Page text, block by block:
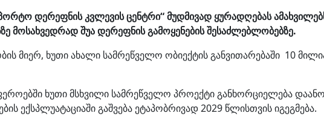
დერეფნის კვლევის ცენტრი“ მუდმივად ყურადღებას
მოსახვედრად შუა დერეფნის გამოყენების შესაძლებლობებზე.
მიერ, ხუთი ახალი სამრეწველო ობიექტის განვითარებაში 10
ხუთი მსხვილი სამრეწველო პროექტი განხორციელება
ექსპლუატაციაში გაშვება ეტაპობრივად 2029 წლისთვის იგეგმება.